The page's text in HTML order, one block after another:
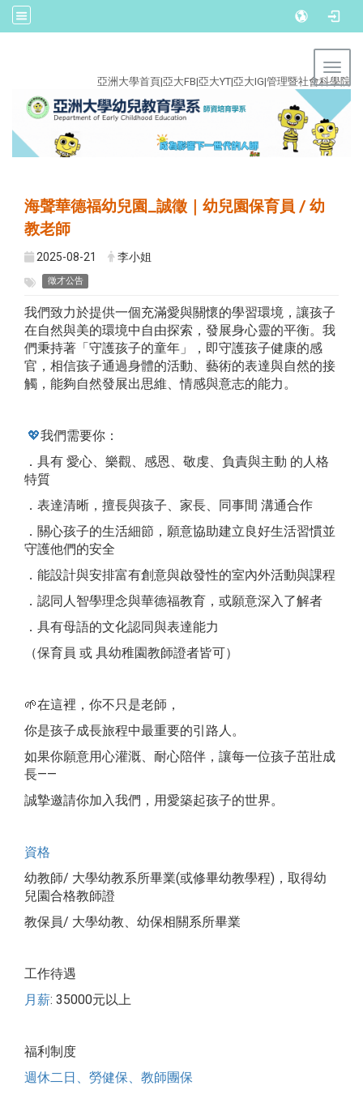
亞洲大學首頁|亞大FB|亞大YT|亞大IG|管理暨社會科學院
海聲華德福幼兒園_誠徵｜幼兒園保育員 / 幼
教老師
2025-08-21 李小姐
徵才公告
我們致力於提供一個充滿愛與關懷的學習環境，讓孩子
在自然與美的環境中自由探索，發展身心靈的平衡。我
們秉持著「守護孩子的童年」，即守護孩子健康的感
官，相信孩子通過身體的活動、藝術的表達與自然的接
觸，能夠自然發展出思維、情感與意志的能力。
💖我們需要你：
．具有 愛心、樂觀、感恩、敬虔、負責與主動 的人格
特質
．表達清晰，擅長與孩子、家長、同事間 溝通合作
．關心孩子的生活細節，願意協助建立良好生活習慣並
守護他們的安全
．能設計與安排富有創意與啟發性的室內外活動與課程
．認同人智學理念與華德福教育，或願意深入了解者
．具有母語的文化認同與表達能力
（保育員 或 具幼稚園教師證者皆可）
🌱在這裡，你不只是老師，
你是孩子成長旅程中最重要的引路人。
如果你願意用心灌溉、耐心陪伴，讓每一位孩子茁壯成
長——
誠摯邀請你加入我們，用愛築起孩子的世界。
資格
幼教師/ 大學幼教系所畢業(或修畢幼教學程)，取得幼
兒園合格教師證
教保員/ 大學幼教、幼保相關系所畢業
工作待遇
月薪: 35000元以上
福利制度
週休二日、勞健保、教師團保